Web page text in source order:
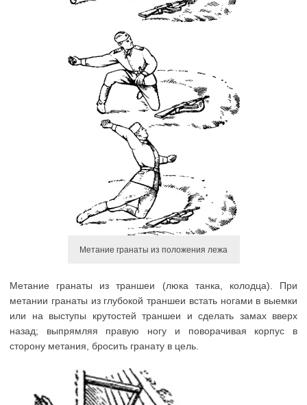
Метание гранаты из положения лежа
Метание гранаты из траншеи (люка танка, колодца). При
метании гранаты из глубокой траншеи встать ногами в выемки
или на выступы крутостей траншеи и сделать замах вверх
назад; выпрямляя правую ногу и поворачивая корпус в
сторону метания, бросить гранату в цель.